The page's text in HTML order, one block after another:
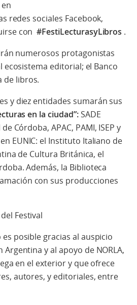
redes sociales Facebook,
con#FestiLecturasyLibros .
numerosos protagonistas
editorial; el Banco
de libros.
y diez entidades sumarán sus
en la ciudad”: SADE
Córdoba, APAC, PAMI, ISEP y
EUNIC: el Instituto Italiano de
de Cultura Británica, el
Además, la Biblioteca
con sus producciones
Festival
posible gracias al auspicio
y al apoyo de NORLA,
en el exterior y que ofrece
autores, y editoriales, entre